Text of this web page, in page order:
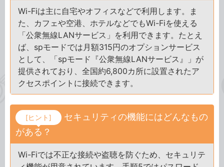
Wi-Fiは主に自宅やオフィスなどで利用します。ま
た、カフェや空港、ホテルなどでもWi-Fiを使える
「公衆無線LANサービス」を利用できます。たとえ
ば、spモードでは月額315円のオプションサービス
として、「spモード『公衆無線LANサービス』」が
提供されており、全国約6,800カ所に設置されたア
クセスポイントに接続できます。
[ヒント]
セキュリティの機能にはどんなもの
がある？
Wi-Fiでは不正な接続や盗聴を防ぐため、セキュリテ